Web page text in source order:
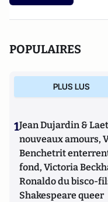
POPULAIRES
PLUS LUS
1Jean Dujardin &
nouveaux amours,
Benchetrit
fond, Victoria
Ronaldo du bisco-
Shakespeare queer